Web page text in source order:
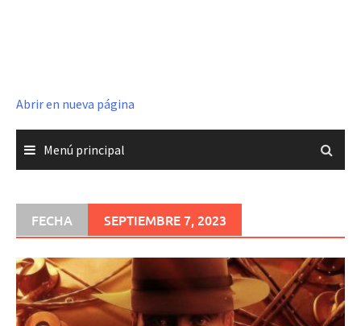
Abrir en nueva página
Menú principal
FECHA SEPTIEMBRE 7, 2023